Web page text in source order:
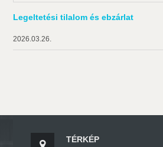
Legeltetési tilalom és ebzárlat
2026.03.26.
TÉRKÉP